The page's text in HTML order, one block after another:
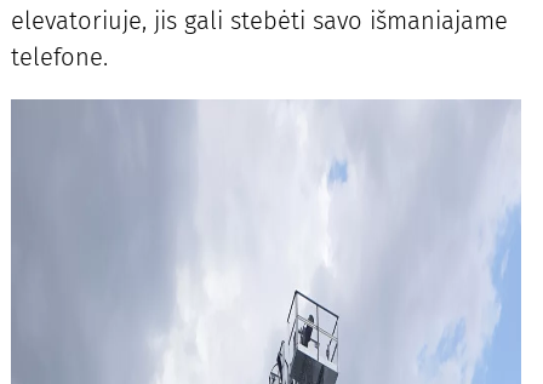
elevatoriuje, jis gali stebėti savo išmaniajame
telefone.